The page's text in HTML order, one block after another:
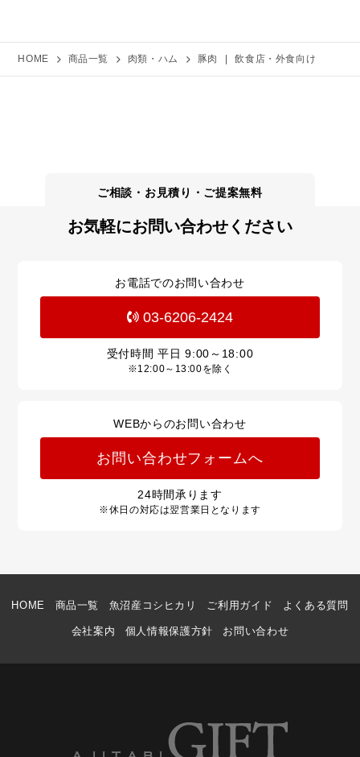
HOME 商品一覧 肉類・ハム 豚肉 飲食店・外食向け
お気軽にお問い合わせください
お電話でのお問い合わせ
03-6206-2424
受付時間 平日9:00～18:00
※12:00～13:00を除く
WEBからのお問い合わせ
お問い合わせフォームへ
24時間承ります
※休日の対応は翌営業日となります
HOME 商品一覧 魚沼産コシヒカリ ご利用ガイド よくある質問
会社案内 個人情報保護方針 お問い合わせ